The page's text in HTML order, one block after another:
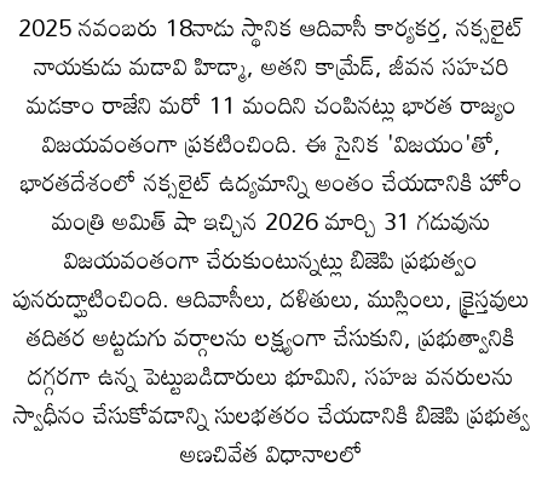
2025 నవంబరు 18నాడు స్థానిక ఆదివాసీ కార్యకర్త, నక్సలైట్
నాయకుడు మడావి హిడ్మా, అతని కామ్రేడ్, జీవన సహచరి
మడకాం రాజేని మరో 11 మందిని చంపినట్లు భారత రాజ్యం
విజయవంతంగా ప్రకటించింది. ఈ సైనిక 'విజయం'తో,
భారతదేశంలో నక్సలైట్ ఉద్యమాన్ని అంతం చేయడానికి హోం
మంత్రి అమిత్ షా ఇచ్చిన 2026 మార్చి 31 గడువును
విజయవంతంగా చేరుకుంటున్నట్లు బిజెపి ప్రభుత్వం
పునరుద్ఘాటించింది. ఆదివాసీలు, దళితులు, ముస్లింలు, క్రైస్తవులు
తదితర అట్టడుగు వర్గాలను లక్ష్యంగా చేసుకుని, ప్రభుత్వానికి
దగ్గరగా ఉన్న పెట్టుబడిదారులు భూమిని, సహజ వనరులను
స్వాధీనం చేసుకోవడాన్ని సులభతరం చేయడానికి బిజెపి ప్రభుత్వ
అణచివేత విధానాలలో